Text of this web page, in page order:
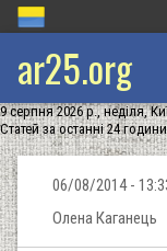
ar25.org
9 серпня 2026 р., неділя,
Статей за останні 24
06/08/2014 -
Олена Каганець